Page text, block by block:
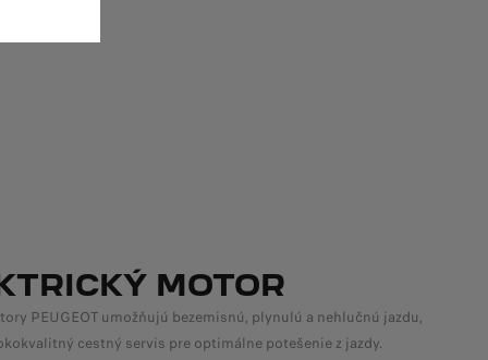
MOTOR
PEUGEOT umožňujú bezemisnú, plynulú a nehlučnú jazdu,
cestný servis pre optimálne potešenie z jazdy.